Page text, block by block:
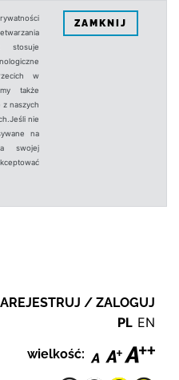
stosuje
w
także
z naszych
nie
na
swojej
ZAMKNIJ
/ ZALOGUJ
PL EN
wielkość: